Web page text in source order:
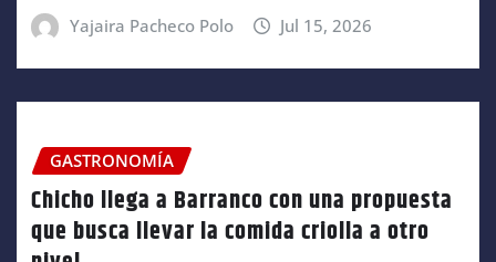
Yajaira Pacheco Polo Jul 15, 2026
GASTRONOMÍA
Chicho llega a Barranco con una propuesta
que busca llevar la comida criolla a otro